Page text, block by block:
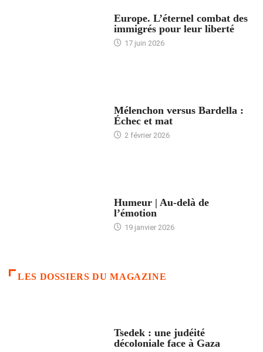
Europe. L’éternel combat des
immigrés pour leur liberté
17 juin 2026
Mélenchon versus Bardella :
Échec et mat
2 février 2026
Humeur | Au-delà de
l’émotion
19 janvier 2026
LES DOSSIERS DU MAGAZINE
Tsedek : une judéité
décoloniale face à Gaza